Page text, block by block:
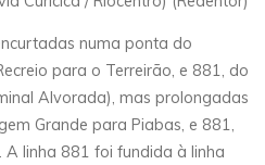
numa ponta do
para o Terreirão, e 881, do
Alvorada), mas prolongadas
Grande para Piabas, e 881,
A linha 881 foi fundida à linha